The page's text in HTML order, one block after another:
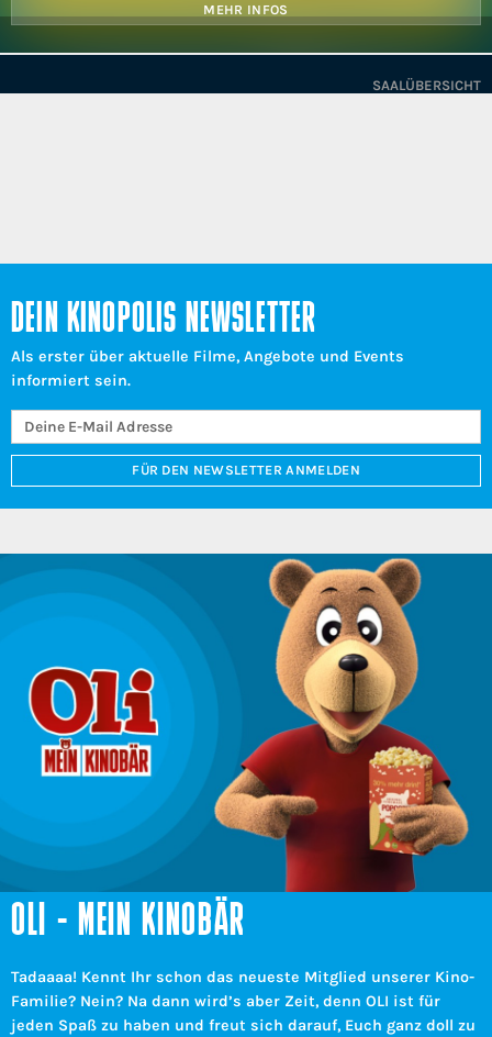
MEHR INFOS
SAALÜBERSICHT
DEIN KINOPOLIS NEWSLETTER
Als erster über aktuelle Filme, Angebote und Events
informiert sein.
FÜR DEN NEWSLETTER ANMELDEN
OLI - MEIN KINOBÄR
Tadaaaa! Kennt Ihr schon das neueste Mitglied unserer Kino-
Familie? Nein? Na dann wird’s aber Zeit, denn OLI ist für
jeden Spaß zu haben und freut sich darauf, Euch ganz doll zu